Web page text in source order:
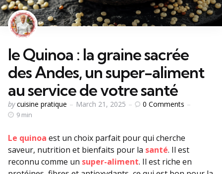
le Quinoa : la graine sacrée
des Andes, un super-aliment
au service de votre santé
Posted
by
by cuisine pratique March 21, 2025 0 Comments
9 min
Le quinoa est un choix parfait pour qui cherche
saveur, nutrition et bienfaits pour la santé. Il est
reconnu comme un super-aliment. Il est riche en